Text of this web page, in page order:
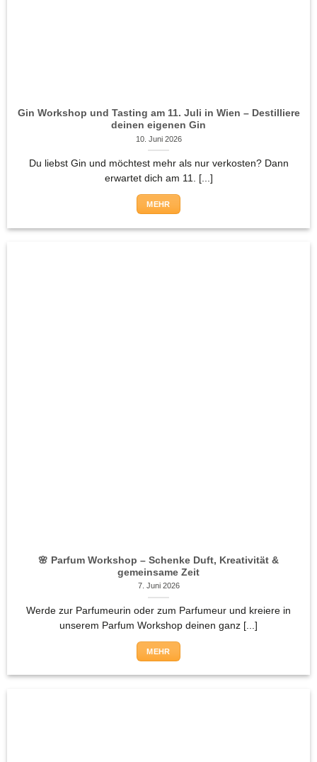
Gin Workshop und Tasting am 11. Juli in Wien – Destilliere
deinen eigenen Gin
10. Juni 2026
Du liebst Gin und möchtest mehr als nur verkosten? Dann
erwartet dich am 11. [...]
MEHR
🌸 Parfum Workshop – Schenke Duft, Kreativität &
gemeinsame Zeit
7. Juni 2026
Werde zur Parfumeurin oder zum Parfumeur und kreiere in
unserem Parfum Workshop deinen ganz [...]
MEHR